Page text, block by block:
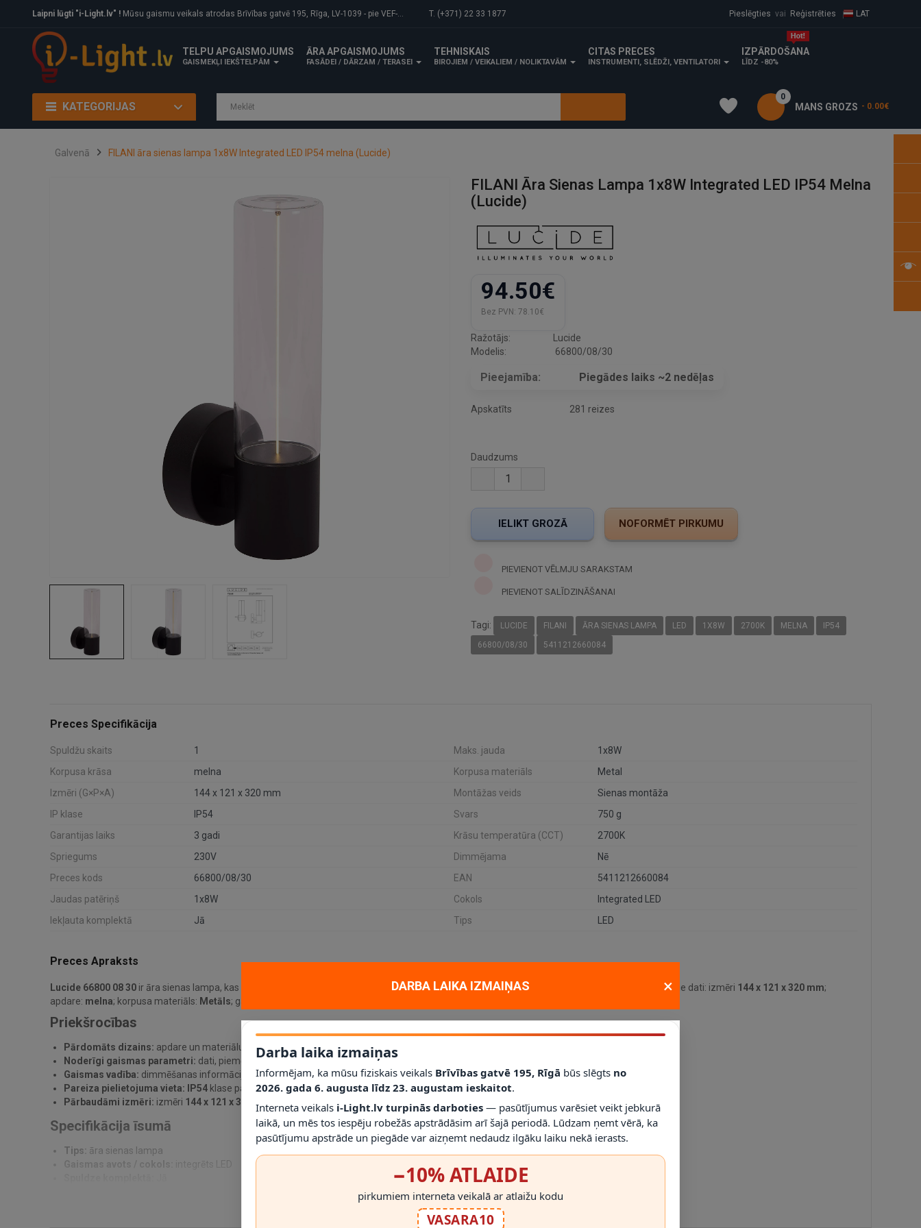
Laipni lūgti "i-Light.lv" ! Mūsu gaismu veikals atrodas Brīvības gatvē 195, Rīga, LV-1039 - pie VEF-Gaisa tilta. T. (+371) 22 33 1877 Pieslēgties vai Reģistrēties LAT
TELPU APGAISMOJUMS
GAISMEKĻI IEKŠTELPĀM
ĀRA APGAISMOJUMS
FASĀDEI / DĀRZAM / TERASEI
TEHNISKAIS
BIROJIEM / VEIKALIEM / NOLIKTAVĀM
CITAS PRECES
INSTRUMENTI, SLĒDŽI, VENTILATORI
IZPĀRDOŠANA
LĪDZ -80%
KATEGORIJAS MANS GROZS
0
- 0.00€
Galvenā FILANI āra sienas lampa 1x8W Integrated LED IP54 melna (Lucide)
FILANI Āra Sienas Lampa 1x8W Integrated LED IP54 Melna
(Lucide)
94.50€
Bez PVN: 78.10€
Ražotājs:
Lucide
Modelis:
66800/08/30
Pieejamība: Piegādes laiks ~2 nedēļas
Apskatīts 281 reizes
Daudzums
PIEVIENOT VĒLMJU SARAKSTAM
PIEVIENOT SALĪDZINĀŠANAI
Tagi: LUCIDE FILANI ĀRA SIENAS LAMPA LED 1X8W 2700K MELNA
IP54
66800/08/30
5411212660084
Preces Specifikācija
Spuldžu skaits 1 Maks. jauda
1x8W
Korpusa krāsa
melna Korpusa materiāls
Metal
Izmēri (G×P×A)
144 x 121 x 320 mm Montāžas veids
Sienas montāža
IP klase
IP54 Svars
750 g
Garantijas laiks
3 gadi Krāsu temperatūra (CCT)
2700K
Spriegums
230V Dimmējama
Nē
Preces kods
66800/08/30 EAN
5411212660084
Jaudas patēriņš
1x8W Cokols
Integrated LED
Iekļauta komplektā
Jā Tips LED
Preces Apraksts
Lucide 66800 08 30 ir āra sienas lampa, kas paredzēta praktiskam un dekoratīvam apgaismojumam mājoklī, dzīvoklī vai projektā. Galvenie tehniskie dati: izmēri 144 x 121 x 320 mm;
apdare: melna; korpusa materiāls: Metāls; gaismas avots / cokols
Priekšrocības
Pārdomāts dizains: apdare un materiālu kombinācija palīdz šim modelim iederēties mūsdienīgā interjerā.
Noderīgi gaismas parametri: dati, piemēram, 2700K, palīdz saprast, vai gaismeklis atbilst telpas vajadzībām.
Gaismas vadība: dimmēšanas informācija norādīta kāNē ; vienmēr izmantojiet saderīgas spuldzes un dimmerus.
Pareiza pielietojuma vieta:
IP54 klase palīdz noteikt, kur gaismekli drīkst droši izmantot.
Pārbaudāmi izmēri: izmēri 144 x 121 x 320 mm ļauj pirms montāžas novērtēt proporcijas un novietojumu.
Specifikācija īsumā
Tips: āra sienas lampa
integrēts LED
RĀDĪT VAIRĀK
DARBA LAIKA IZMAIŅAS ×
Darba laika izmaiņas
Informējam, ka mūsu fiziskais veikals Brīvības gatvē 195, Rīgā būs slēgts no
2026. gada 6. augusta līdz 23. augustam ieskaitot.
Interneta veikals i-Light.lv turpinās darboties — pasūtījumus varēsiet veikt jebkurā
laikā, un mēs tos iespēju robežās apstrādāsim arī šajā periodā. Lūdzam ņemt vērā, ka
pasūtījumu apstrāde un piegāde var aizņemt nedaudz ilgāku laiku nekā ierasts.
−10% ATLAIDE
pirkumiem interneta veikalā ar atlaižu kodu
VASARA10